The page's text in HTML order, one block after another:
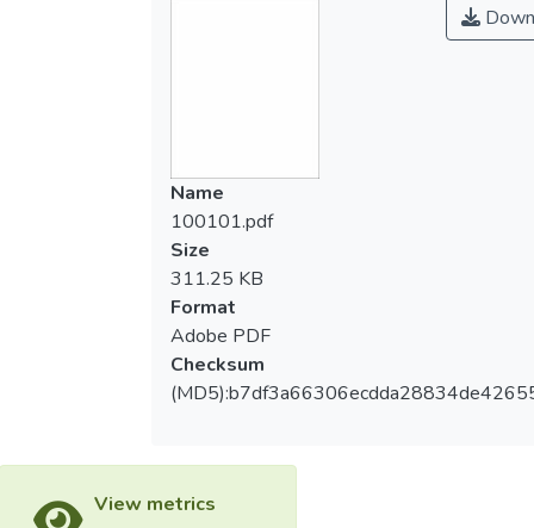
Name
100101.pdf
Size
311.25 KB
Format
Adobe PDF
Checksum
View metrics